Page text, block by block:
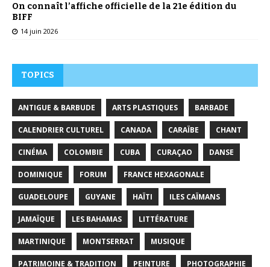
On connaît l’affiche officielle de la 21e édition du
BIFF
14 juin 2026
TOPICS
ANTIGUE & BARBUDE ARTS PLASTIQUES BARBADE
CALENDRIER CULTUREL CANADA CARAÏBE CHANT
CINÉMA COLOMBIE CUBA CURAÇAO DANSE
DOMINIQUE FORUM FRANCE HEXAGONALE
GUADELOUPE GUYANE HAÏTI ILES CAÏMANS
JAMAÏQUE LES BAHAMAS LITTÉRATURE
MARTINIQUE MONTSERRAT MUSIQUE
PATRIMOINE & TRADITION PEINTURE PHOTOGRAPHIE